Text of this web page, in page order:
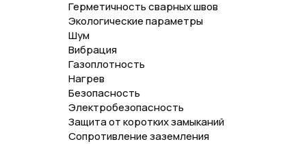
Герметичность сварных швов
Экологические параметры
Шум
Вибрация
Газоплотность
Нагрев
Безопасность
Электробезопасность
Защита от коротких замыканий
Сопротивление заземления